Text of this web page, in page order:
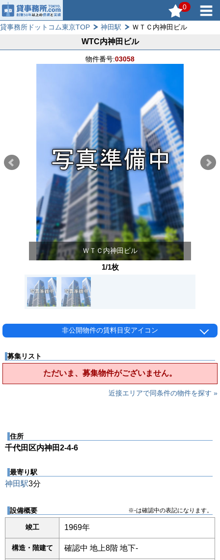
0
貸事務所ドットコム東京TOP 神田駅 ＷＴＣ内神田ビル
WTC内神田ビル
物件番号:03058
ＷＴＣ内神田ビル
1/1枚
非公開物件の賃料目安アイコン
募集リスト
ただいま、募集物件がございません。
近接エリアで同条件の物件を探す »
住所
千代田区内神田2-4-6
最寄り駅
神田駅3分
設備概要 ※-は確認中の表記になります。
竣工 1969年
構造・階建て 確認中 地上8階 地下-